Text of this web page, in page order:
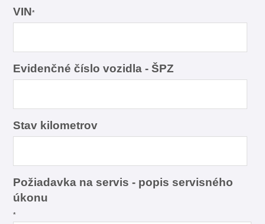
VIN*
Evidenčné číslo vozidla - ŠPZ
Stav kilometrov
Požiadavka na servis - popis servisného
úkonu
*